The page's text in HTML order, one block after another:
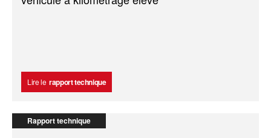
Lire le rapport technique
Rapport technique